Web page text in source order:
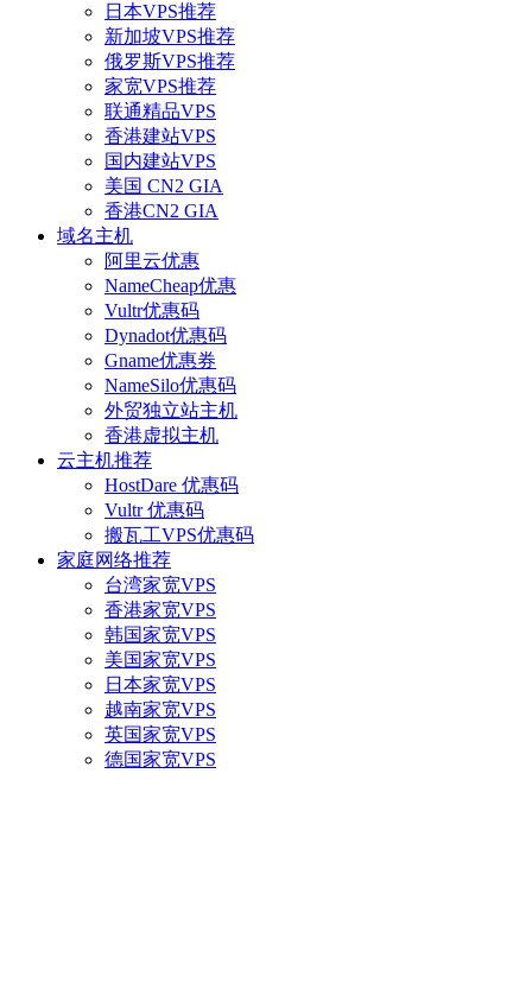
日本VPS推荐
新加坡VPS推荐
俄罗斯VPS推荐
家宽VPS推荐
联通精品VPS
香港建站VPS
国内建站VPS
美国 CN2 GIA
香港CN2 GIA
域名主机
阿里云优惠
NameCheap优惠
Vultr优惠码
Dynadot优惠码
Gname优惠券
NameSilo优惠码
外贸独立站主机
香港虚拟主机
云主机推荐
HostDare 优惠码
Vultr 优惠码
搬瓦工VPS优惠码
家庭网络推荐
台湾家宽VPS
香港家宽VPS
韩国家宽VPS
美国家宽VPS
日本家宽VPS
越南家宽VPS
英国家宽VPS
德国家宽VPS